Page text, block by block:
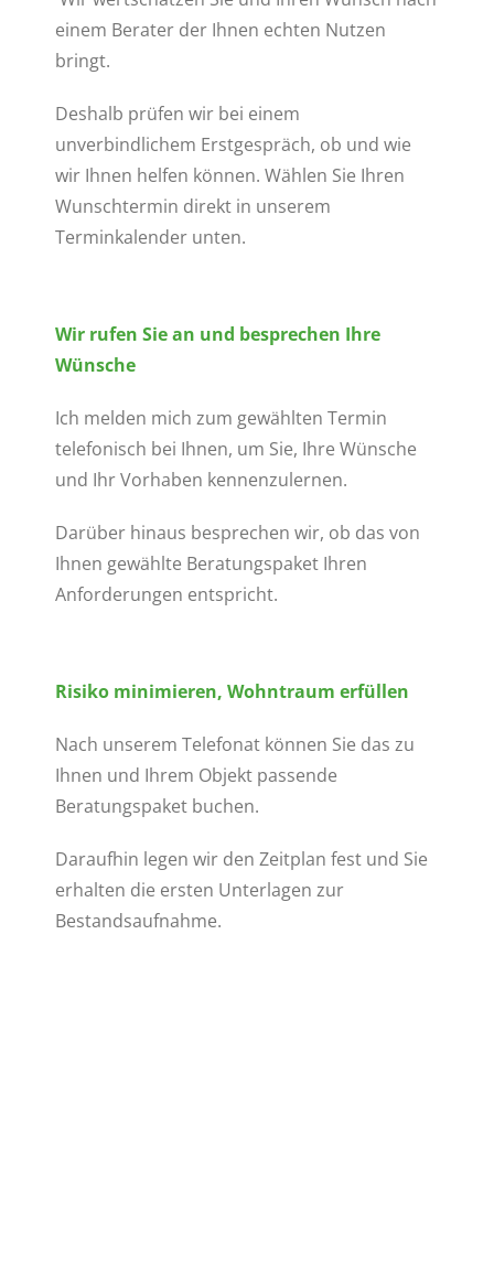
einem Berater der Ihnen echten Nutzen
bringt.
Deshalb prüfen wir bei einem
unverbindlichem Erstgespräch, ob und wie
wir Ihnen helfen können. Wählen Sie Ihren
Wunschtermin direkt in unserem
Terminkalender unten.
Wir rufen Sie an und besprechen Ihre
Wünsche
Ich melden mich zum gewählten Termin
telefonisch bei Ihnen, um Sie, Ihre Wünsche
und Ihr Vorhaben kennenzulernen.
Darüber hinaus besprechen wir, ob das von
Ihnen gewählte Beratungspaket Ihren
Anforderungen entspricht.
Risiko minimieren, Wohntraum erfüllen
Nach unserem Telefonat können Sie das zu
Ihnen und Ihrem Objekt passende
Beratungspaket buchen.
Daraufhin legen wir den Zeitplan fest und Sie
erhalten die ersten Unterlagen zur
Bestandsaufnahme.